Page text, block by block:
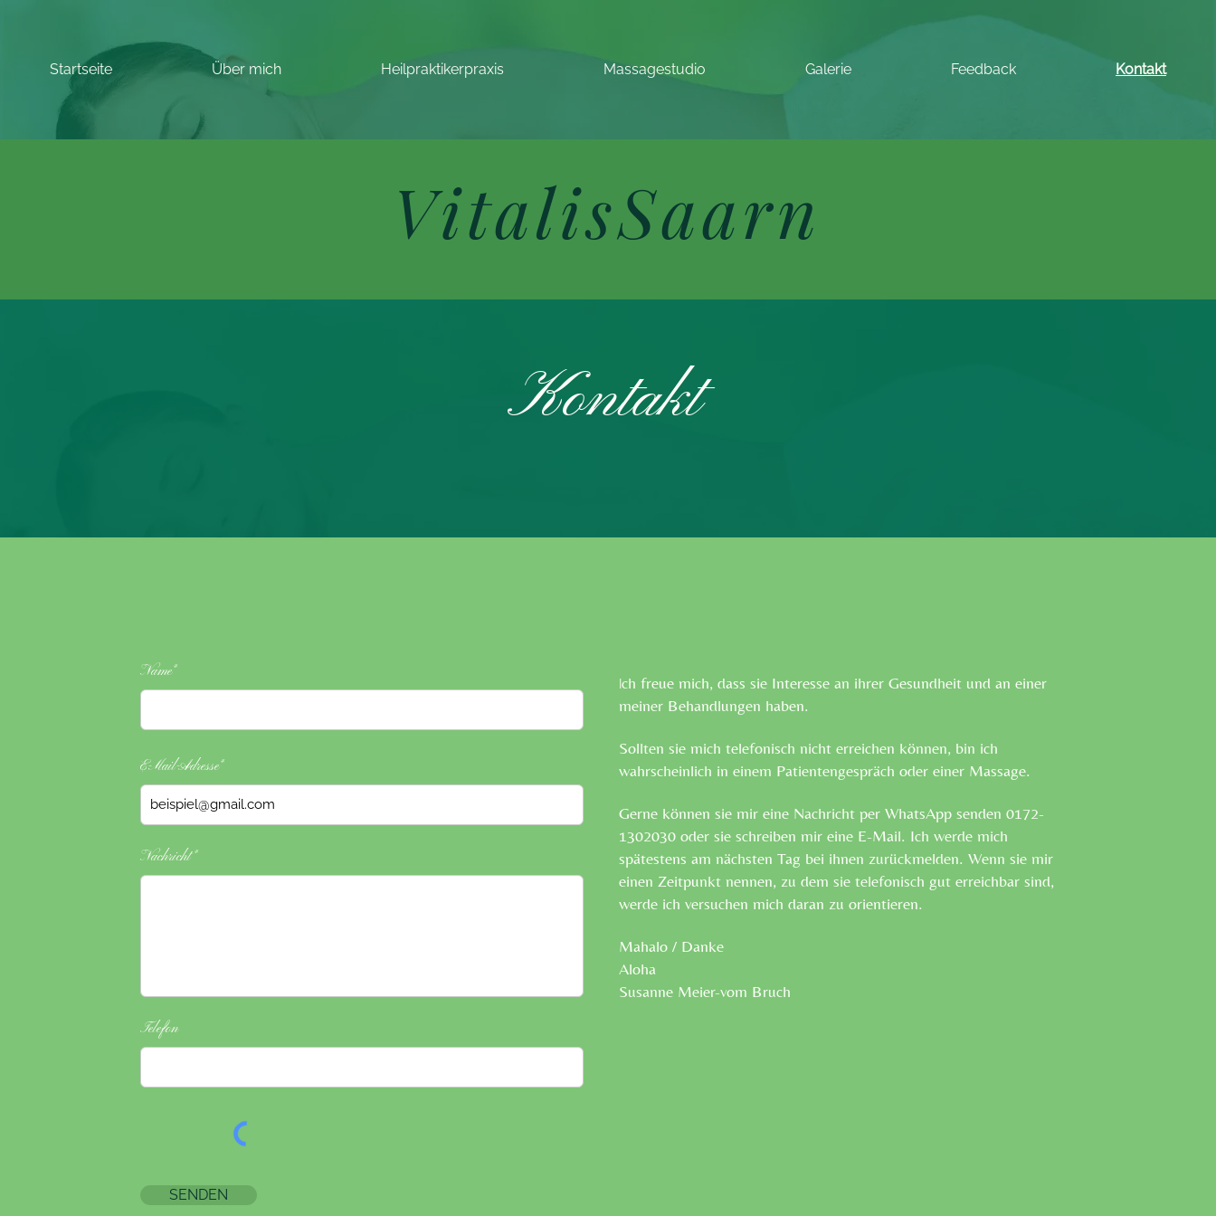
Startseite Über mich Heilpraktikerpraxis Massagestudio Galerie Feedback Kontakt
VitalisSaarn
Kontakt
Name*
E-Mail-Adresse*
Nachricht*
Telefon
SENDEN
ch freue mich, dass sie Interesse an ihrer Gesundheit und an einer
meiner Behandlungen haben.
Sollten sie mich telefonisch nicht erreichen können, bin ich
wahrscheinlich in einem Patientengespräch oder einer Massage.
Gerne können sie mir eine Nachricht per WhatsApp senden 0172-
1302030 oder sie schreiben mir eine E-Mail. Ich werde mich
spätestens am nächsten Tag bei ihnen zurückmelden. Wenn sie mir
einen Zeitpunkt nennen, zu dem sie telefonisch gut erreichbar sind,
werde ich versuchen mich daran zu orientieren.
Mahalo / Danke
Aloha
Susanne Meier-vom Bruch